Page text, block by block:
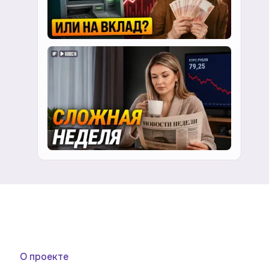
О проекте